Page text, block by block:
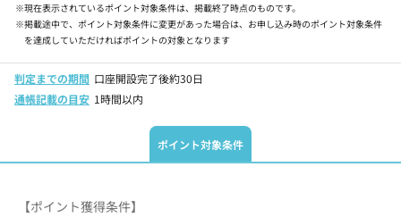
※現在表示されているポイント対象条件は、掲載終了時点のものです。
※掲載途中で、ポイント対象条件に変更があった場合は、お申し込み時のポイント対象条件
を達成していただければポイントの対象となります
判定までの期間 口座開設完了後約30日
通帳記載の目安 1時間以内
ポイント対象条件
【ポイント獲得条件】